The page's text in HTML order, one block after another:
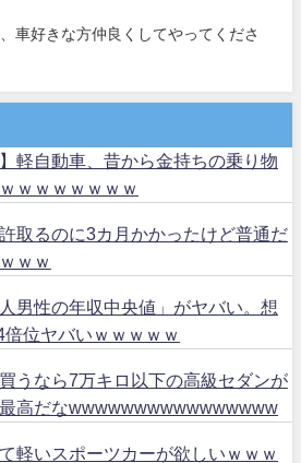
車好きな方仲良くしてやってくださ
】軽自動車、昔から金持ちの乗り物
ｗｗｗｗｗｗｗ
取るのに3カ月かかったけど普通だ
ｗｗ
人男性の年収中央値」がヤバい。想
倍位ヤバいｗｗｗｗｗ
うなら7万キロ以下の高級セダンが
高だなwwwwwwwwwwwwwwww
軽いスポーツカーが欲しいｗｗｗ